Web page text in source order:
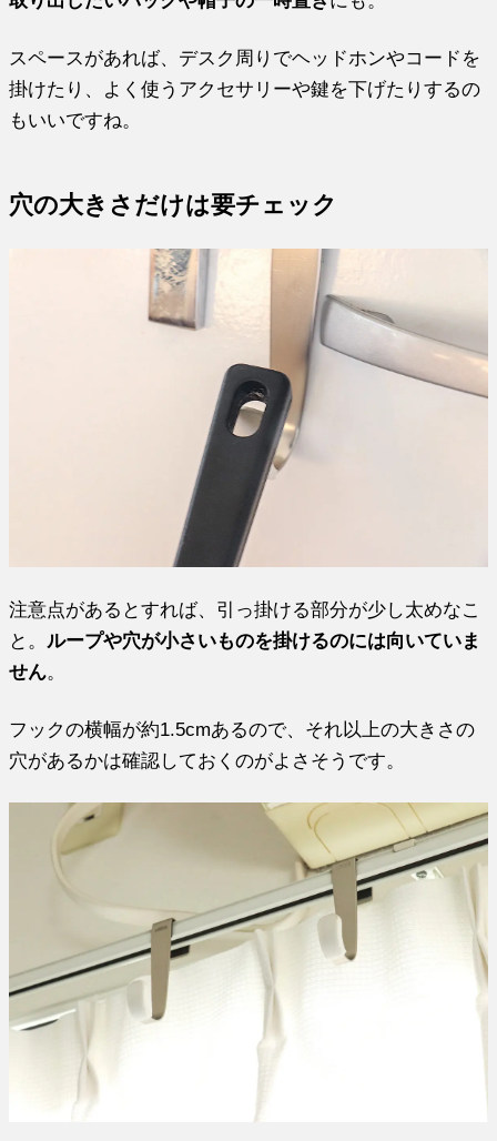
スペースがあれば、デスク周りでヘッドホンやコードを
掛けたり、よく使うアクセサリーや鍵を下げたりするの
もいいですね。
穴の大きさだけは要チェック
注意点があるとすれば、引っ掛ける部分が少し太めなこ
と。 ループや穴が小さいものを掛けるのには向いていま
せん。
フックの横幅が約1.5cmあるので、それ以上の大きさの
穴があるかは確認しておくのがよさそうです。